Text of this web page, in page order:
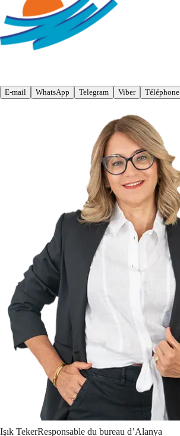
E-mail WhatsApp Telegram Viber Téléphone
Işık TekerResponsable du bureau d’Alanya